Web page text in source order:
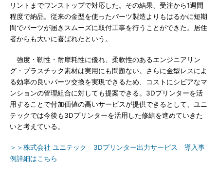
リントまでワンストップで対応した。その結果、受注から1週間
程度で納品。従来の金型を使ったパーツ製造よりもはるかに短期
間でパーツが届きスムーズに取付工事を行うことができた。居住
者からも大いに喜ばれたという。
強度・靭性・耐摩耗性に優れ、柔軟性のあるエンジニアリン
グ・プラスチック素材は実用にも問題ない。さらに金型レスによ
る効率の良いパーツ交換を実現できるため、コストにシビアなマ
ンションの管理組合に対しても提案できる。3Dプリンターを活
用することで付加価値の高いサービスが提供できるとして、ユニ
テックでは今後も3Dプリンターを活用した修繕を進めていきた
いと考えている。
＞＞株式会社 ユニテック 3Dプリンター出力サービス 導入事
例詳細はこちら